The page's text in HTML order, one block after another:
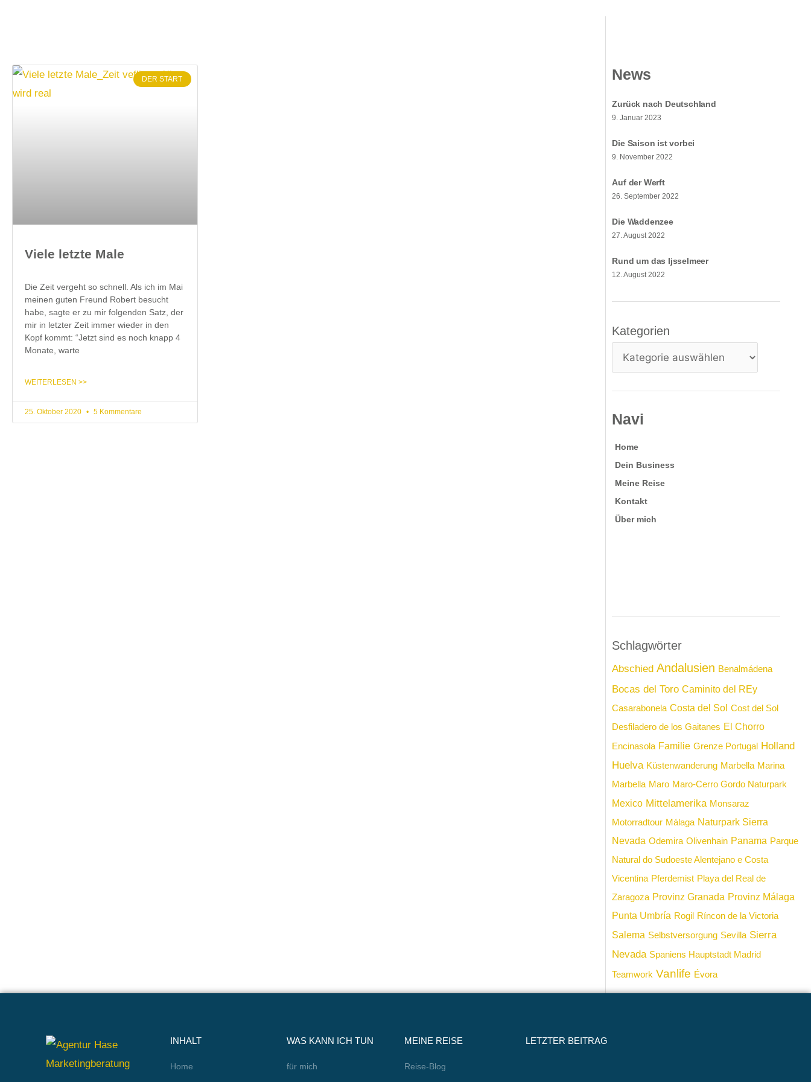
DER START
Viele letzte Male
Die Zeit vergeht so schnell. Als ich im Mai
meinen guten Freund Robert besucht
habe, sagte er zu mir folgenden Satz, der
mir in letzter Zeit immer wieder in den
Kopf kommt: “Jetzt sind es noch knapp 4
Monate, warte
WEITERLESEN >>
25. Oktober 2020 5 Kommentare
News
Zurück nach Deutschland
9. Januar 2023
Die Saison ist vorbei
9. November 2022
Auf der Werft
26. September 2022
Die Waddenzee
27. August 2022
Rund um das Ijsselmeer
12. August 2022
Kategorien
Kategorien
Navi
Home
Dein Business
Meine Reise
Kontakt
Über mich
Schlagwörter
Abschied Andalusien Benalmádena
Bocas del Toro Caminito del REy
Casarabonela Costa del Sol Cost del Sol
Desfiladero de los Gaitanes El Chorro
Encinasola Familie Grenze Portugal Holland
Huelva Küstenwanderung Marbella Marina
Marbella Maro Maro-Cerro Gordo Naturpark
Mexico Mittelamerika Monsaraz
Motorradtour Málaga Naturpark Sierra
Nevada Odemira Olivenhain Panama Parque
Natural do Sudoeste Alentejano e Costa
Vicentina Pferdemist Playa del Real de
Zaragoza Provinz Granada Provinz Málaga
Punta Umbría Rogil Ríncon de la Victoria
Salema Selbstversorgung Sevilla Sierra
Nevada Spaniens Hauptstadt Madrid
Teamwork Vanlife Évora
INHALT
Home
WAS KANN ICH TUN
für mich
MEINE REISE
Reise-Blog
LETZTER BEITRAG